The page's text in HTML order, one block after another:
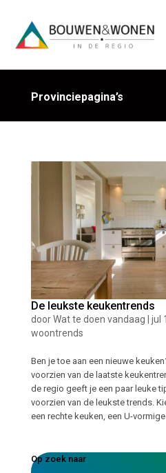
Provinciepagina’s
De leukste keukentrends
doorWat te doen vandaag jul
woontrends
Ben je toe aan een nieuwe
voorzien van de laatste
de regio geeft je een paar leuke
voorzien van de leukste trends.
een rechte keuken, een U-vormige
Op zoek naar